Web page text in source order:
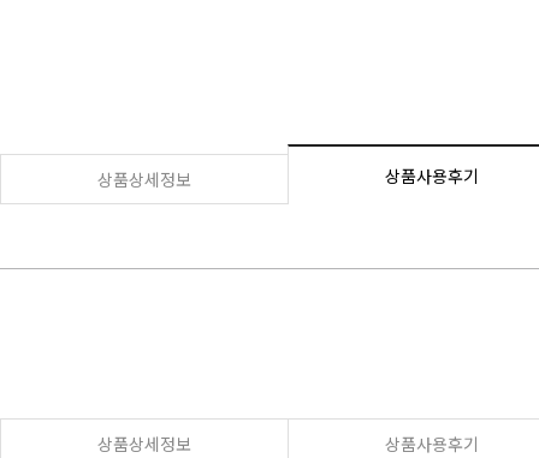
상품상세정보 상품사용후기
상품상세정보 상품사용후기